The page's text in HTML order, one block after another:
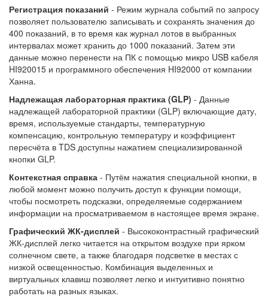
Регистрация показаний - Режим журнала событий по запросу
позволяет пользователю записывать и сохранять значения до
400 показаний, в то время как журнал лотов в выбранных
интервалах может хранить до 1000 показаний. Затем эти
данные можно перенести на ПК с помощью микро USB кабеля
HI920015 и программного обеспечения HI92000 от компании
Ханна.
Надлежащая лабораторная практика (GLP) - Данные
надлежащей лабораторной практики (GLP) включающие дату,
время, используемые стандарты, температурную
компенсацию, контрольную температуру и коэффициент
пересчёта в TDS доступны нажатием специализированной
кнопки GLP.
Контекстная справка - Путём нажатия специальной кнопки, в
любой момент можно получить доступ к функции помощи,
чтобы посмотреть подсказки, определяемые содержанием
информации на просматриваемом в настоящее время экране.
Графический ЖК-дисплей - Высококонтрастный графический
ЖК-дисплей легко читается на открытом воздухе при ярком
солнечном свете, а также благодаря подсветке в местах с
низкой освещенностью. Комбинация выделенных и
виртуальных клавиш позволяет легко и интуитивно понятно
работать на разных языках.